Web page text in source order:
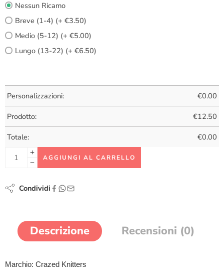
Nessun Ricamo
Breve (1-4) (+ €3.50)
Medio (5-12) (+ €5.00)
Lungo (13-22) (+ €6.50)
Personalizzazioni: €0.00
Prodotto: €12.50
Totale: €0.00
AGGIUNGI AL CARRELLO
Condividi
Descrizione Recensioni (0)
Marchio: Crazed Knitters